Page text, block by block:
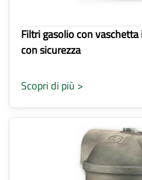
Filtri gasolio con
con sicurezza
Scopri di più >